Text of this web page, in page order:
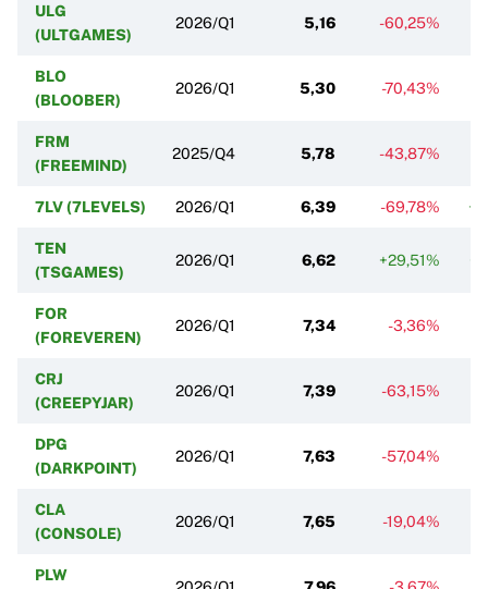
ULG
(ULTGAMES)
2026/Q1 5,16 -60,25%
BLO
(BLOOBER)
2026/Q1 5,30 -70,43%
FRM
(FREEMIND)
2025/Q4 5,78 -43,87%
7LV (7LEVELS) 2026/Q1 6,39 -69,78%
TEN
(TSGAMES)
2026/Q1 6,62 +29,51%
FOR
(FOREVEREN)
2026/Q1 7,34 -3,36%
CRJ
(CREEPYJAR)
2026/Q1 7,39 -63,15%
DPG
(DARKPOINT)
2026/Q1 7,63 -57,04%
CLA
(CONSOLE)
2026/Q1 7,65 -19,04%
PLW